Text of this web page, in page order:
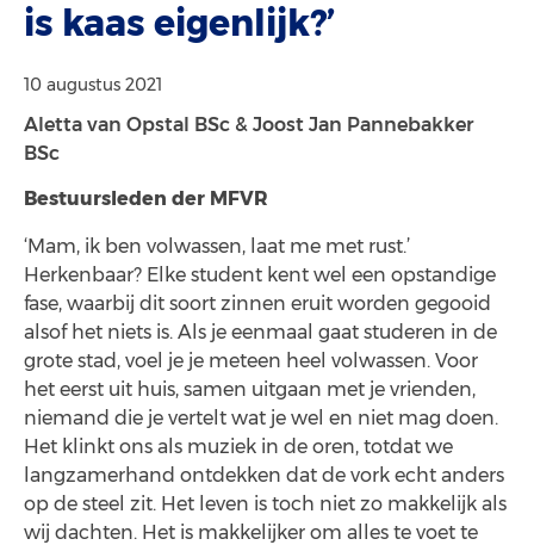
is kaas eigenlijk?’
10 augustus 2021
Aletta van Opstal BSc & Joost Jan Pannebakker
BSc
Bestuursleden der MFVR
‘Mam, ik ben volwassen, laat me met rust.’
Herkenbaar? Elke student kent wel een opstandige
fase, waarbij dit soort zinnen eruit worden gegooid
alsof het niets is. Als je eenmaal gaat studeren in de
grote stad, voel je je meteen heel volwassen. Voor
het eerst uit huis, samen uitgaan met je vrienden,
niemand die je vertelt wat je wel en niet mag doen.
Het klinkt ons als muziek in de oren, totdat we
langzamerhand ontdekken dat de vork echt anders
op de steel zit. Het leven is toch niet zo makkelijk als
wij dachten. Het is makkelijker om alles te voet te